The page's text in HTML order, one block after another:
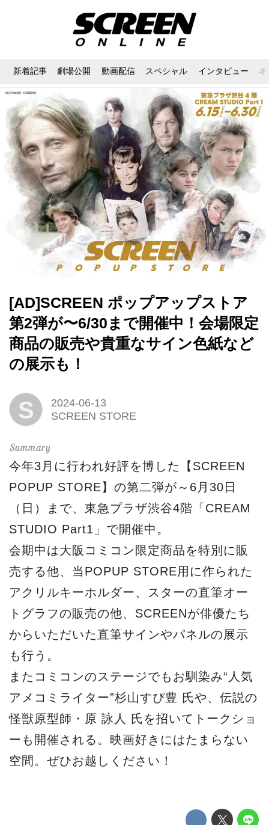
新着記事 劇場公開 動画配信 スペシャル インタビュー
[AD]SCREEN ポップアップストア
第2弾が〜6/30まで開催中！会場限定
商品の販売や貴重なサイン色紙など
の展示も！
S
2024-06-13
SCREEN STORE
今年3月に行われ好評を博した【SCREEN
POPUP STORE】の第二弾が～6月30日
（日）まで、東急プラザ渋谷4階「CREAM
STUDIO Part1」で開催中。
会期中は大阪コミコン限定商品を特別に販
売する他、当POPUP STORE用に作られた
アクリルキーホルダー、スターの直筆オー
トグラフの販売の他、SCREENが俳優たち
からいただいた直筆サインやパネルの展示
も行う。
またコミコンのステージでもお馴染み“人気
アメコミライター”杉山すぴ豊 氏や、伝説の
怪獣原型師・原 詠人 氏を招いてトークショ
ーも開催される。映画好きにはたまらない
空間。ぜひお越しください！